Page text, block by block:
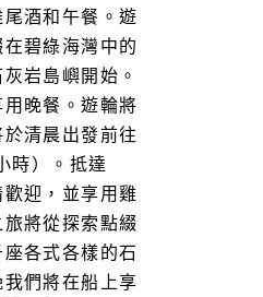
酒和午餐。遊
碧綠海灣中的
岩島嶼開始。
晚餐。遊輪將
清晨出發前往
時）。抵達
迎，並享用雞
將從探索點綴
各式各樣的石
們將在船上享